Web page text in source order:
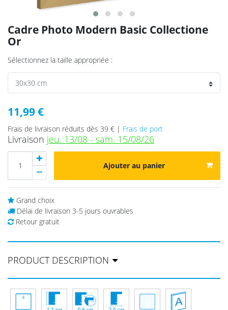
Cadre Photo Modern Basic Collectione
Or
Sélectionnez la taille appropriée :
11,99 €
Frais de livraison réduits dès 39 € | Frais de port
Livraison jeu. 13/08 - sam. 15/08/26
Ajouter au panier
Grand choix
Délai de livraison 3-5 jours ouvrables
Retour gratuit
PRODUCT DESCRIPTION